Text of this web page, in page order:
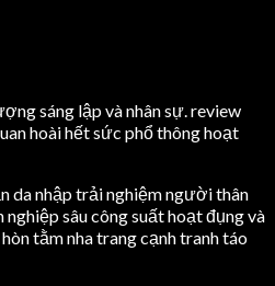
sáng lập và nhân sự. review
hoài hết sức phổ thông hoạt
da nhập trải nghiệm người thân
sâu công suất hoạt đụng và
tằm nha trang cạnh tranh táo